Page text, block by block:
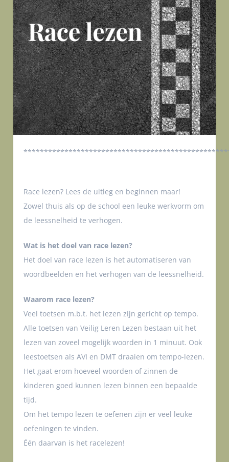
Race lezen? Lees de uitleg en beginnen maar!
Zowel thuis als op de school een leuke werkvorm om
de leessnelheid te verhogen.
Wat is het doel van race lezen?
Het doel van race lezen is het automatiseren van
woordbeelden en het verhogen van de leessnelheid.
Waarom race lezen?
Veel toetsen m.b.t. het lezen zijn gericht op tempo.
Alle toetsen van Veilig Leren Lezen bestaan uit het
lezen van zoveel mogelijk woorden in 1 minuut. Ook
leestoetsen als AVI en DMT draaien om tempo-lezen.
Het gaat erom hoeveel woorden of zinnen de
kinderen goed kunnen lezen binnen een bepaalde
tijd.
Om het tempo lezen te oefenen zijn er veel leuke
oefeningen te vinden.
Één daarvan is het racelezen!